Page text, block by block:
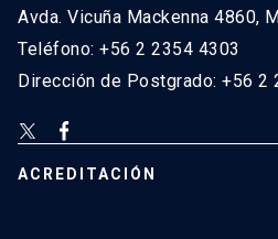
Avda. Vicuña Mackenna 4860,
Teléfono: +56 2 2354 4303
Dirección de Postgrado: +56 2
ACREDITACIÓN